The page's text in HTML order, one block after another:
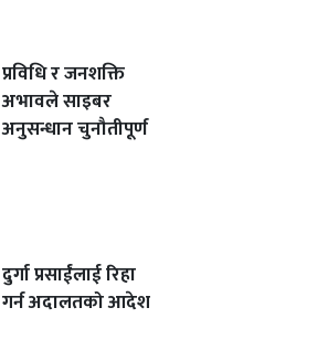
प्रविधि र जनशक्ति
अभावले साइबर
अनुसन्धान चुनौतीपूर्ण
दुर्गा प्रसाईंलाई रिहा
गर्न अदालतको आदेश